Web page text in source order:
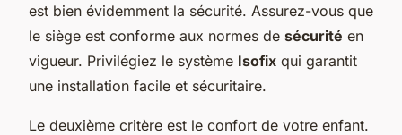
est bien évidemment la sécurité. Assurez-vous que
le siège est conforme aux normes de sécurité en
vigueur. Privilégiez le système Isofix qui garantit
une installation facile et sécuritaire.
Le deuxième critère est le confort de votre enfant.